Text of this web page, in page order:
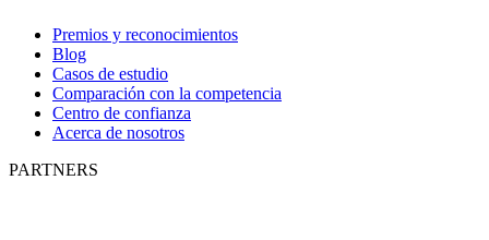
Premios y reconocimientos
Blog
Casos de estudio
Comparación con la competencia
Centro de confianza
Acerca de nosotros
PARTNERS